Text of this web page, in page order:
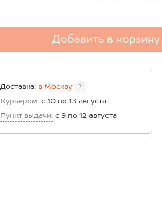
Добавить в корзину
Доставка: в Москву ?
Курьером: с 10 по 13 августа
Пункт выдачи: с 9 по 12 августа